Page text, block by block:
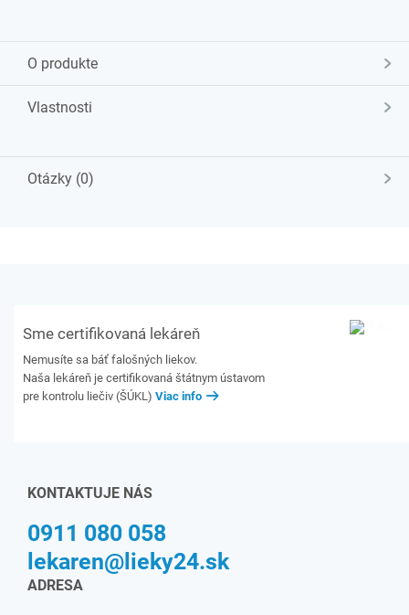
O produkte
Vlastnosti
Otázky (0)
Sme certifikovaná lekáreň
Nemusíte sa báť falošných liekov.
Naša lekáreň je certifikovaná štátnym ústavom
pre kontrolu liečiv (ŠÚKL) Viac info
KONTAKTUJE NÁS
0911 080 058
lekaren@lieky24.sk
ADRESA